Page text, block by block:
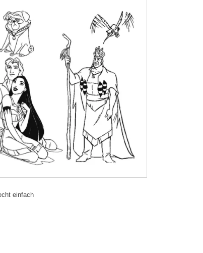
einfach